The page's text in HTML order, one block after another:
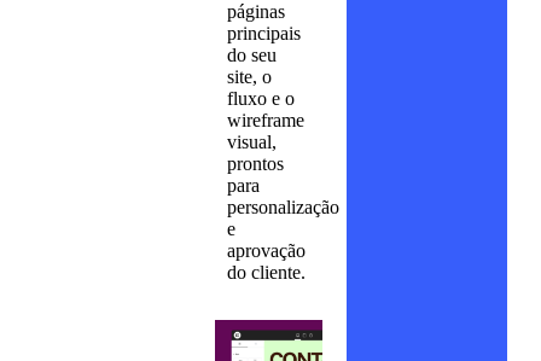
páginas
principais
do seu
site, o
fluxo e o
wireframe
visual,
prontos
para
personalização
e
aprovação
do cliente.